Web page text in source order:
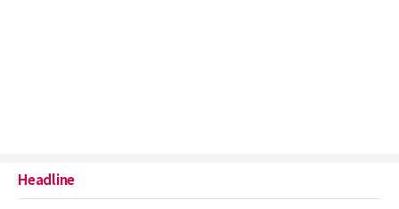
Headline